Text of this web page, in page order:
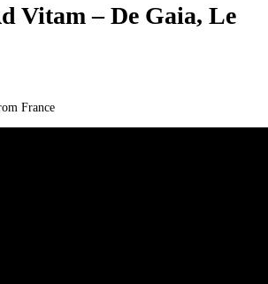
Vitam – De Gaia, Le
France